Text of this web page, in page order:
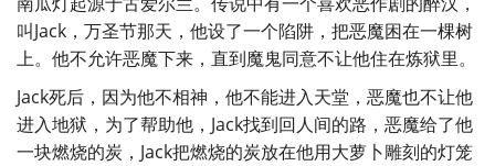
叫Jack，万圣节那天，他设了一个陷阱，把恶魔困在一棵树
上。他不允许恶魔下来，直到魔鬼同意不让他住在炼狱里。
Jack死后，因为他不相神，他不能进入天堂，恶魔也不让他
进入地狱，为了帮助他，Jack找到回人间的路，恶魔给了他
一块燃烧的炭，Jack把燃烧的炭放在他用大萝卜雕刻的灯笼